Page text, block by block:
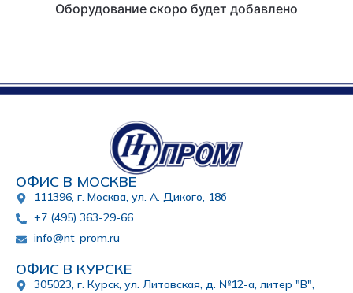
Оборудование скоро будет добавлено
ОФИС В МОСКВЕ
111396, г. Москва, ул. А. Дикого, 18б
+7 (495) 363-29-66
info@nt-prom.ru
ОФИС В КУРСКЕ
305023, г. Курск, ул. Литовская, д. №12-а, литер "В",